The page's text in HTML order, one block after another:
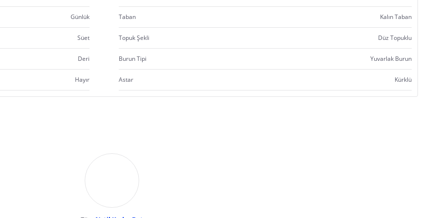
Günlük Taban Kalın Taban
Süet Topuk Şekli Düz Topuklu
Deri Burun Tipi Yuvarlak Burun
Hayır Astar Kürklü